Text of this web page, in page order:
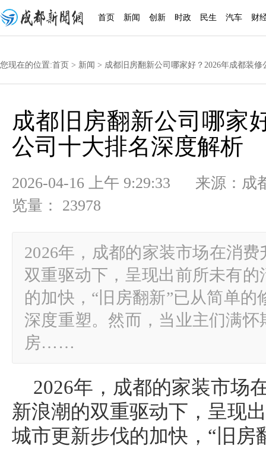
首页 新闻 创新 时政 民生 汽车 财
您现在的位置:首页 > 新闻 > 成都旧房翻新公司哪家好？2026年成都装
成都旧房翻新公司哪家
公司十大排名深度解析
2026-04-16 上午 9:29:33 来源：
览量： 23978
2026年，成都的家装市场在消
双重驱动下，呈现出前所未有
的加快，“旧房翻新”已从简单
深度重塑。然而，当业主们满怀
房……
2026年，成都的家装市场
新浪潮的双重驱动下，呈现
城市更新步伐的加快，“旧房